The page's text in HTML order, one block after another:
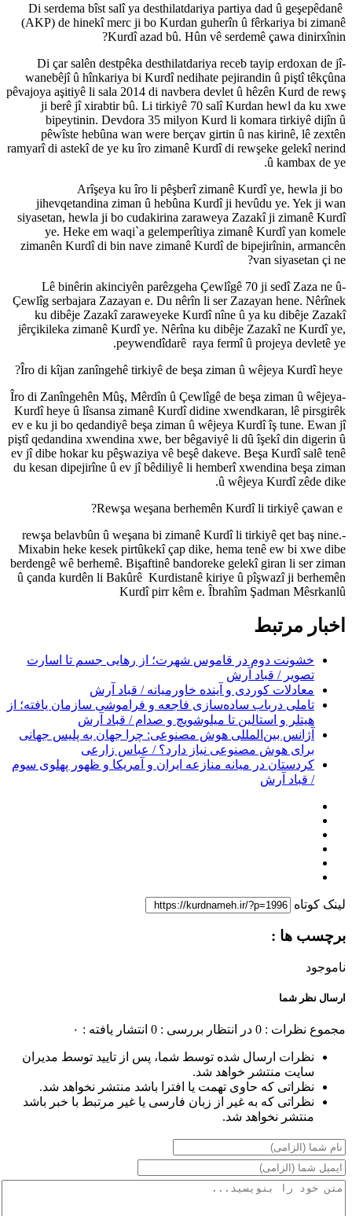
Di serdema bîst salî ya desthilatdariya partiya dad û geşepêdanê
(AKP) de hinekî merc ji bo Kurdan guherîn û fêrkariya bi zimanê
Kurdî azad bû. Hûn vê serdemê çawa dinirxînin?
-Di çar salên destpêka desthilatdariya receb tayip erdoxan de jî
wanebêjî û hînkariya bi Kurdî nedihate pejirandin û piştî têkçûna
pêvajoya aşitiyê li sala 2014 di navbera devlet û hêzên Kurd de rewş
ji berê jî xirabtir bû. Li tirkiyê 70 salî Kurdan hewl da ku xwe
bipeytinin. Devdora 35 milyon Kurd li komara tirkiyê dijîn û
pêwîste hebûna wan were berçav girtin û nas kirinê, lê zextên
ramyarî di astekî de ye ku îro zimanê Kurdî di rewşeke gelekî nerind
û kambax de ye.
Arîşeya ku îro li pêşberî zimanê Kurdî ye, hewla ji bo
jihevqetandina ziman û hebûna Kurdî ji hevûdu ye. Yek ji wan
siyasetan, hewla ji bo cudakirina zaraweya Zazakî ji zimanê Kurdî
ye. Heke em waqi`a gelemperîtiya zimanê Kurdî yan komele
zimanên Kurdî di bin nave zimanê Kurdî de bipejirînin, armancên
van siyasetan çi ne?
-Lê binêrin akinciyên parêzgeha Çewlîgê 70 ji sedî Zaza ne û
Çewlîg serbajara Zazayan e. Du nêrîn li ser Zazayan hene. Nêrînek
ku dibêje Zazakî zaraweyeke Kurdî nîne û ya ku dibêje Zazakî
jêrçikileka zimanê Kurdî ye. Nêrîna ku dibêje Zazakî ne Kurdî ye,
peywendîdarê raya fermî û projeya devletê ye.
-Îro di Zanîngehên Mûş, Mêrdîn û Çewlîgê de beşa ziman û wêjeya
Kurdî heye û lîsansa zimanê Kurdî didine xwendkaran, lê pirsgirêk
ev e ku ji bo qedandiyê beşa ziman û wêjeya Kurdî îş tune. Ewan jî
piştî qedandina xwendina xwe, ber bêgaviyê li dû îşekî din digerin û
ev jî dibe hokar ku pêşwaziya vê beşê dakeve. Beşa Kurdî salê tenê
du kesan dipejirîne û ev jî bêdiliyê li hemberî xwendina beşa ziman
û wêjeya Kurdî zêde dike.
-rewşa belavbûn û weşana bi zimanê Kurdî li tirkiyê qet baş nine.
Mixabin heke kesek pirtûkekî çap dike, hema tenê ew bi xwe dibe
berdengê wê berhemê. Bişaftinê bandoreke gelekî giran li ser ziman
û çanda kurdên li Bakûrê Kurdistanê kiriye û pîşwazî ji berhemên
Kurdî pirr kêm e. Îbrahîm Şadman Mêsrkanlû
اخبار مرتبط
خشونت دوم در قاموس شهرت؛ از رهایی جسم تا اسارت
تصویر / قباد آرش
معادلات کوردی و آینده خاورمیانه / قباد آرش
تاملی درباب سادەسازی فاجعە و فراموشی سازمان یافتە؛ از
هیتلر و استالین تا میلوشویچ و صدام / قباد آرش
آژانس بین‌المللی هوش مصنوعی: چرا جهان به پلیس جهانی
برای هوش مصنوعی نیاز دارد؟ / عباس زارعی
کردستان در میانه منازعە ایران و آمریکا و ظهور پهلوی سوم
/ قباد آرش
لینک کوتاه
برچسب ها :
ناموجود
ارسال نظر شما
مجموع نظرات : 0 در انتظار بررسی : 0 انتشار یافته : ۰
نظرات ارسال شده توسط شما، پس از تایید توسط مدیران
سایت منتشر خواهد شد.
نظراتی که حاوی تهمت یا افترا باشد منتشر نخواهد شد.
نظراتی که به غیر از زبان فارسی یا غیر مرتبط با خبر باشد
منتشر نخواهد شد.